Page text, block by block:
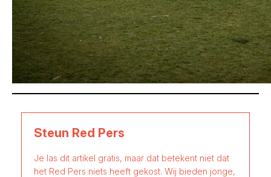
Steun Red Pers
Je las dit artikel gratis, maar dat betekent niet dat
het Red Pers niets heeft gekost. Wij bieden jonge,